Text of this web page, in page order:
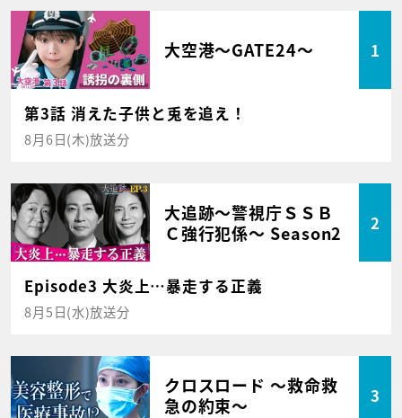
大空港～GATE24～ 1
第3話 消えた子供と兎を追え！
8月6日(木)放送分
大追跡～警視庁ＳＳＢ
Ｃ強行犯係～ Season2
2
Episode3 大炎上…暴走する正義
8月5日(水)放送分
クロスロード ～救命救
急の約束～
3